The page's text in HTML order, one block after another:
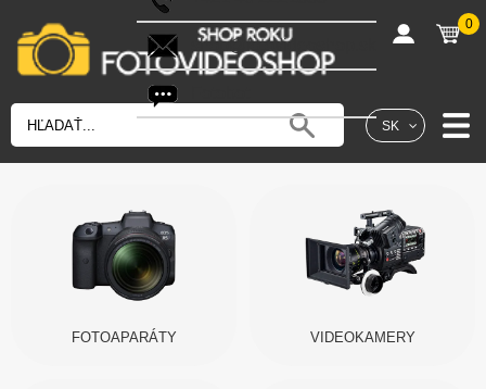
SK
shop@fotovideoshop.sk
0
FOTOAPARÁTY VIDEOKAMERY